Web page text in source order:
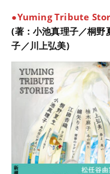
●Yuming Tribute
(著：小池真理子／桐野
子／川上弘美)